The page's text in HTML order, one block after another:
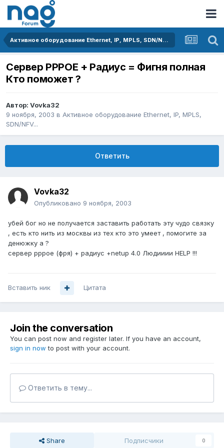
Активное оборудование Ethernet, IP, MPLS, SDN/NFV...
Сервер РРРОЕ + Радиус = Фигня полная
Кто поможет ?
Автор: Vovka32
9 ноября, 2003 в Активное оборудование Ethernet, IP, MPLS,
SDN/NFV...
Ответить
Vovka32
Опубликовано 9 ноября, 2003
убей бог но не получается заставить работать эту чудо связку
, есть кто нить из москвы из тех кто это умеет , помогите за
денюжку а ?
сервер рррое (фря) + радиус +netup 4.0 Людииии HELP !!!
Вставить ник Цитата
Join the conversation
You can post now and register later. If you have an account,
sign in now to post with your account.
Ответить в тему...
Share Подписчики 0